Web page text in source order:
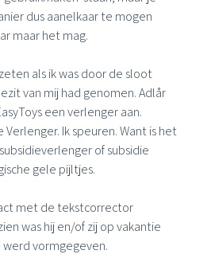
dus aanelkaar te mogen
maar het mag.
als ik was door de sloot
van mij had genomen. Adlår
een verlenger aan.
Ik speuren. Want is het
of subsidie
gele pijltjes.
met de tekstcorrector
was hij en/of zij op vakantie
vormgegeven.